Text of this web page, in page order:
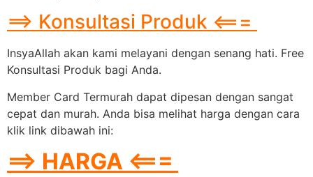
==> Konsultasi Produk <===
InsyaAllah akan kami melayani dengan senang hati. Free
Konsultasi Produk bagi Anda.
Member Card Termurah dapat dipesan dengan sangat
cepat dan murah. Anda bisa melihat harga dengan cara
klik link dibawah ini:
==> HARGA <===